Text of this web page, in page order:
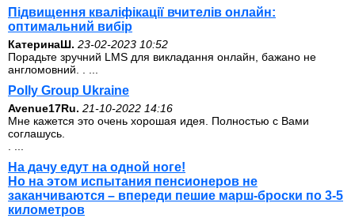
Підвищення кваліфікації вчителів онлайн:
оптимальний вибір
КатеринаШ. 23-02-2023 10:52
Порадьте зручний LMS для викладання онлайн, бажано не
англомовний. . ...
Polly Group Ukraine
Avenue17Ru. 21-10-2022 14:16
Мне кажется это очень хорошая идея. Полностью с Вами
соглашусь.
На дачу едут на одной ноге!
Но на этом испытания пенсионеров не
заканчиваются – впереди пешие марш-броски по 3-5
километров